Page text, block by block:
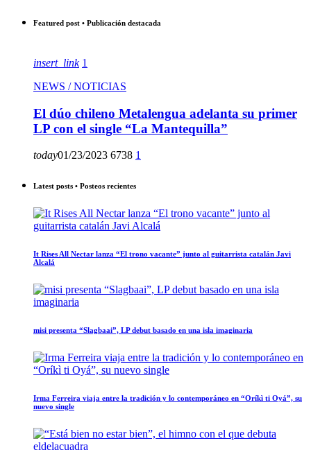
Featured post • Publicación destacada
insert_link 1
NEWS / NOTICIAS
El dúo chileno Metalengua adelanta su primer
LP con el single “La Mantequilla”
today01/23/2023 6738 1
Latest posts • Posteos recientes
It Rises All Nectar lanza “El trono vacante” junto al guitarrista catalán Javi
Alcalá
misi presenta “Slagbaai”, LP debut basado en una isla imaginaria
Irma Ferreira viaja entre la tradición y lo contemporáneo en “Oríkì ti Oyá”, su
nuevo single